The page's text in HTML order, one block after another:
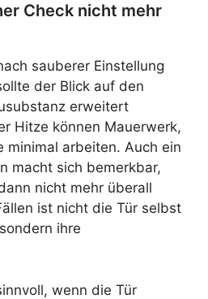
Check nicht mehr
sauberer Einstellung
der Blick auf den
erweitert
Hitze können Mauerwerk,
minimal arbeiten. Auch ein
macht sich bemerkbar,
nicht mehr überall
ist nicht die Tür selbst
ihre
wenn die Tür